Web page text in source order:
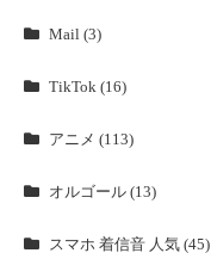
Mail (3)
TikTok (16)
アニメ (113)
オルゴール (13)
スマホ 着信音 人気 (45)